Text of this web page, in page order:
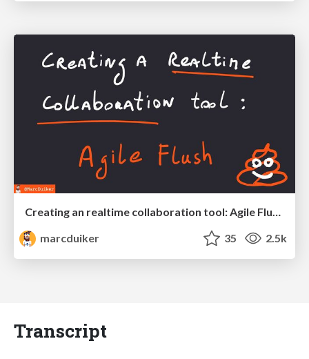
marcduiker
35 2.5k
Transcript